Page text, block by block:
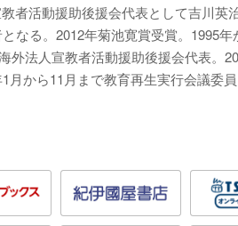
者活動援助後援会代表として吉川英
なる。2012年菊池寛賞受賞。1995
外法人宣教者活動援助後援会代表。
から11月まで教育再生実行会議委員